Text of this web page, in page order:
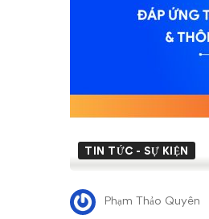
toán
cho
hộ
TIN TỨC - SỰ KIỆN
Phạm Thảo Quyên